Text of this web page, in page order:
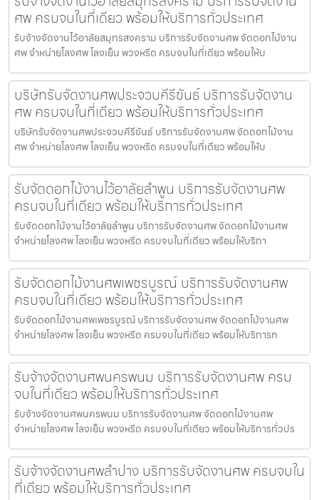
ศพ ครบจบในที่เดียว พร้อมให้บริการทั่วประเทศ
รับจ้างจัดงานไว้อาลัยสมุทรสงคราม บริการรับจัดงานศพ จัดดอกไม้งาน
ศพ จำหน่ายโลงศพ โลงเย็น พวงหรีด ครบจบในที่เดียว พร้อมให้บ
บริษัทรับจัดงานศพประจวบคีรีขันธ์ บริการรับจัดงาน
ศพ ครบจบในที่เดียว พร้อมให้บริการทั่วประเทศ
บริษัทรับจัดงานศพประจวบคีรีขันธ์ บริการรับจัดงานศพ จัดดอกไม้งาน
ศพ จำหน่ายโลงศพ โลงเย็น พวงหรีด ครบจบในที่เดียว พร้อมให้บ
รับจัดดอกไม้งานไว้อาลัยลำพูน บริการรับจัดงานศพ
ครบจบในที่เดียว พร้อมให้บริการทั่วประเทศ
รับจัดดอกไม้งานไว้อาลัยลำพูน บริการรับจัดงานศพ จัดดอกไม้งานศพ
จำหน่ายโลงศพ โลงเย็น พวงหรีด ครบจบในที่เดียว พร้อมให้บริกา
รับจัดดอกไม้งานศพเพชรบูรณ์ บริการรับจัดงานศพ
ครบจบในที่เดียว พร้อมให้บริการทั่วประเทศ
รับจัดดอกไม้งานศพเพชรบูรณ์ บริการรับจัดงานศพ จัดดอกไม้งานศพ
จำหน่ายโลงศพ โลงเย็น พวงหรีด ครบจบในที่เดียว พร้อมให้บริการท
รับจ้างจัดงานศพนครพนม บริการรับจัดงานศพ ครบ
จบในที่เดียว พร้อมให้บริการทั่วประเทศ
รับจ้างจัดงานศพนครพนม บริการรับจัดงานศพ จัดดอกไม้งานศพ
จำหน่ายโลงศพ โลงเย็น พวงหรีด ครบจบในที่เดียว พร้อมให้บริการทั่วปร
รับจ้างจัดงานศพลำปาง บริการรับจัดงานศพ ครบจบใน
ที่เดียว พร้อมให้บริการทั่วประเทศ